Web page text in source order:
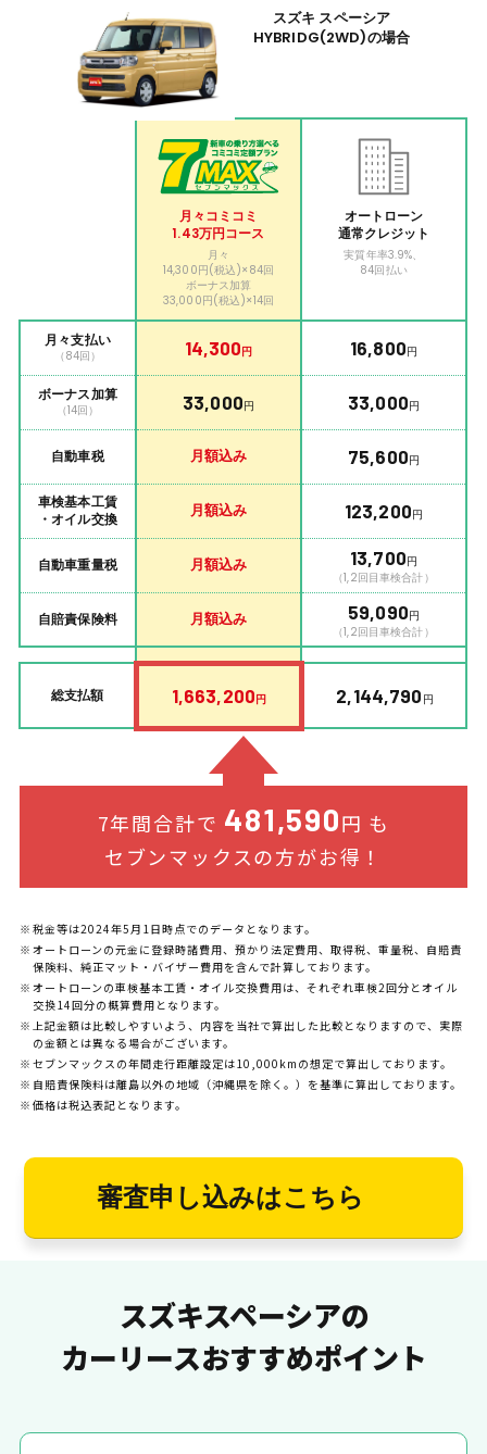
スズキ スペーシア
HYBRIDG(2WD)の場合
月々コミコミ
1.43万円コース
月々
14,300円(税込)×84回
ボーナス加算
33,000円(税込)×14回
オートローン
通常クレジット
実質年率3.9%、
84回払い
月々支払い
（84回） 14,300円 16,800円
ボーナス加算
（14回） 33,000円 33,000円
自動車税 月額込み 75,600円
車検基本工賃
・オイル交換
月額込み 123,200円
自動車重量税 月額込み 13,700円
（1,2回目車検合計）
自賠責保険料 月額込み 59,090円
（1,2回目車検合計）
総支払額 1,663,200円 2,144,790 円
7年間合計で 481,590円 も
セブンマックスの方がお得！
税金等は2024年5月1日時点でのデータとなります。
オートローンの元金に登録時諸費用、預かり法定費用、取得税、重量税、自賠責
保険料、純正マット・バイザー費用を含んで計算しております。
オートローンの車検基本工賃・オイル交換費用は、それぞれ車検2回分とオイル
交換14回分の概算費用となります。
上記金額は比較しやすいよう、内容を当社で算出した比較となりますので、実際
の金額とは異なる場合がございます。
セブンマックスの年間走行距離設定は10,000kmの想定で算出しております。
自賠責保険料は離島以外の地域（沖縄県を除く。）を基準に算出しております。
価格は税込表記となります。
審査申し込みはこちら
スズキスペーシアの
カーリースおすすめポイント